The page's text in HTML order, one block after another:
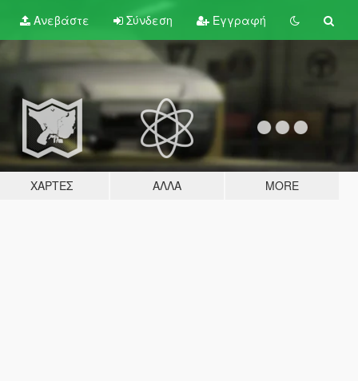
Ανεβάστε Σύνδεση Εγγραφή
ΧΆΡΤΕΣ ΆΛΛΑ MORE